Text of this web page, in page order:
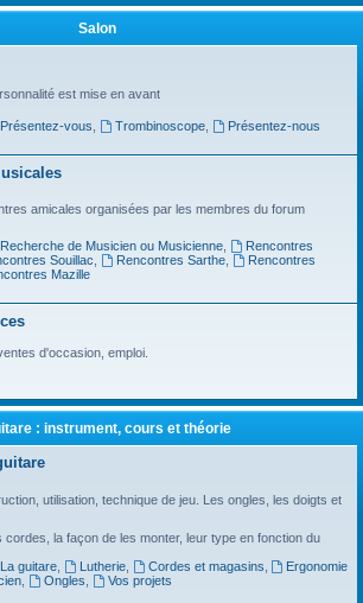
Salon
est mise en avant
Présentez-vous Trombinoscope,
Présentez-nous
amicales organisées par les membres du forum
Recherche de Musicien ou Musicienne,
Rencontres
Souillac Rencontres Sarthe,
Rencontres
Mazille
d'occasion, emploi.
: instrument, cours et théorie
utilisation, technique de jeu. Les ongles, les doigts et
cordes, la façon de les monter, leur type en fonction du
La guitare, Lutherie, Cordes et magasins
Ergonomie
Ongles
Vos projets